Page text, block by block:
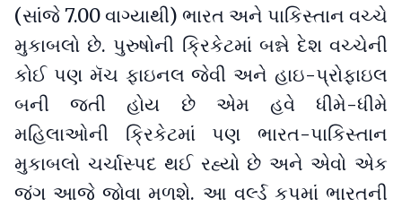
(સાંજે 7.00 વાગ્યાથી) ભારત અને પાકિસ્તાન વચ્ચે
મુકાબલો છે. પુરુષોની ક્રિકેટમાં બન્ને દેશ વચ્ચેની
કોઈ પણ મૅચ ફાઇનલ જેવી અને હાઇ-પ્રોફાઇલ
બની જતી હોય છે એમ હવે ધીમે-ધીમે
મહિલાઓની ક્રિકેટમાં પણ ભારત-પાકિસ્તાન
મુકાબલો ચર્ચાસ્પદ થઈ રહ્યો છે અને એવો એક
જંગ આજે જોવા મળશે. આ વર્લ્ડ કપમાં ભારતની